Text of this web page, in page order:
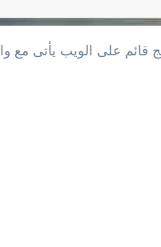
يدعم الترجمة بدون نت وهو برنامج قائم